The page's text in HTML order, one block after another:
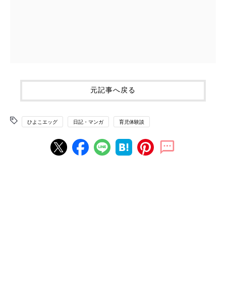
元記事へ戻る
ひよこエッグ 日記・マンガ 育児体験談